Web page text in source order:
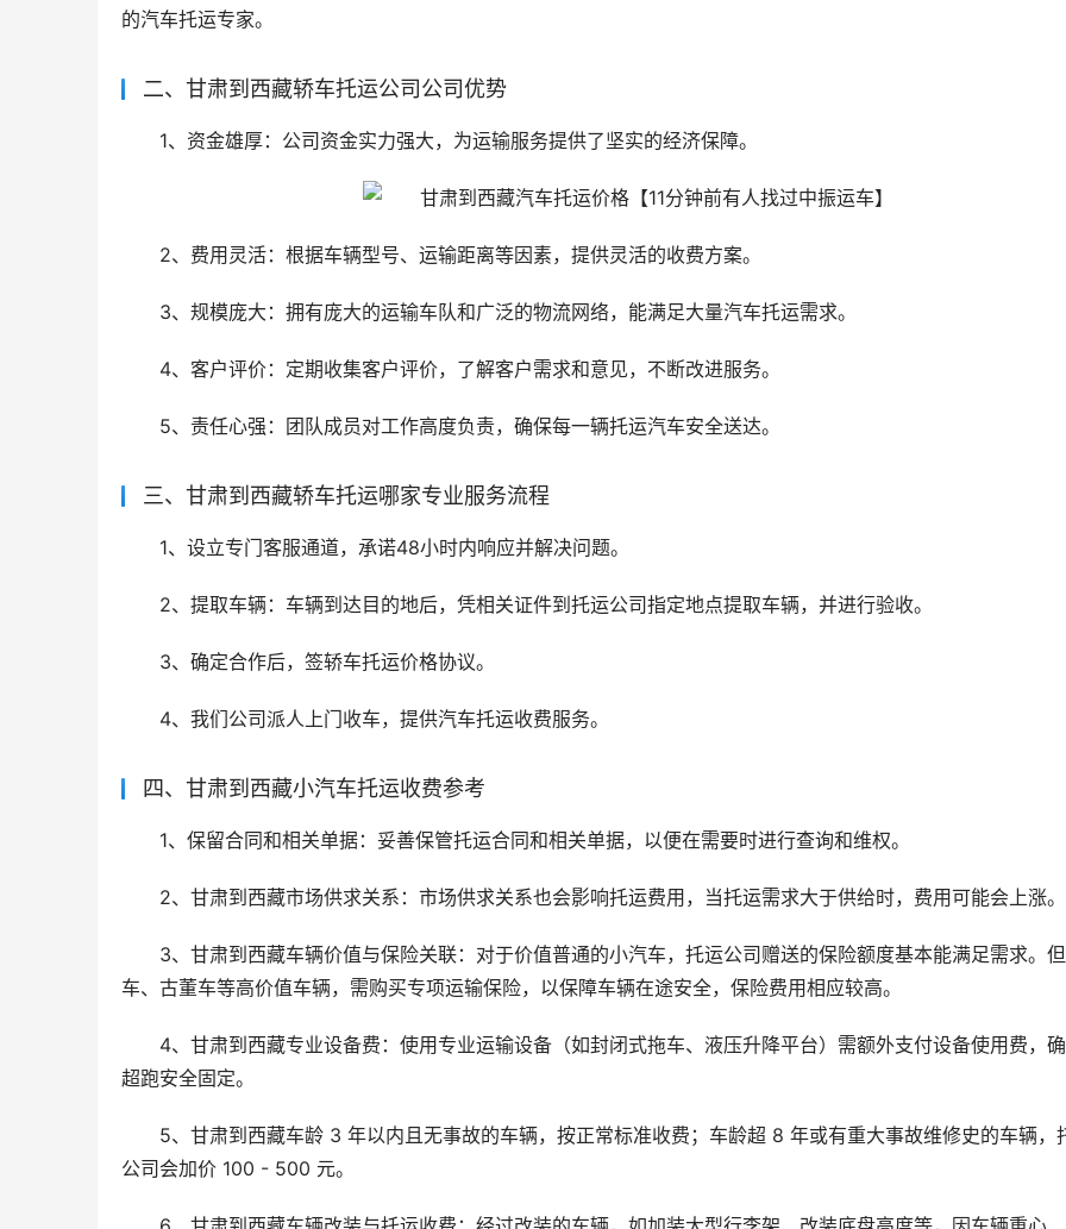
的汽车托运专家。
二、甘肃到西藏轿车托运公司公司优势
1、资金雄厚：公司资金实力强大，为运输服务提供了坚实的经济保障。
2、费用灵活：根据车辆型号、运输距离等因素，提供灵活的收费方案。
3、规模庞大：拥有庞大的运输车队和广泛的物流网络，能满足大量汽车托运需求。
4、客户评价：定期收集客户评价，了解客户需求和意见，不断改进服务。
5、责任心强：团队成员对工作高度负责，确保每一辆托运汽车安全送达。
三、甘肃到西藏轿车托运哪家专业服务流程
1、设立专门客服通道，承诺48小时内响应并解决问题。
2、提取车辆：车辆到达目的地后，凭相关证件到托运公司指定地点提取车辆，并进行验收。
3、确定合作后，签轿车托运价格协议。
4、我们公司派人上门收车，提供汽车托运收费服务。
四、甘肃到西藏小汽车托运收费参考
1、保留合同和相关单据：妥善保管托运合同和相关单据，以便在需要时进行查询和维权。
2、甘肃到西藏市场供求关系：市场供求关系也会影响托运费用，当托运需求大于供给时，费用可能会上涨。
3、甘肃到西藏车辆价值与保险关联：对于价值普通的小汽车，托运公司赠送的保险额度基本能满足需求。
车、古董车等高价值车辆，需购买专项运输保险，以保障车辆在途安全，保险费用相应较高。
4、甘肃到西藏专业设备费：使用专业运输设备（如封闭式拖车、液压升降平台）需额外支付设备使用费，
超跑安全固定。
5、甘肃到西藏车龄 3 年以内且无事故的车辆，按正常标准收费；车龄超 8 年或有重大事故维修史的车辆，
公司会加价 100 - 500 元。